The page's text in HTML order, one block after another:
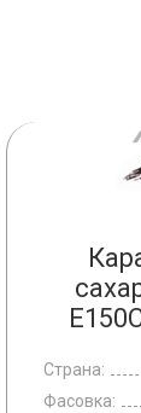
Страна:
Фасовка: